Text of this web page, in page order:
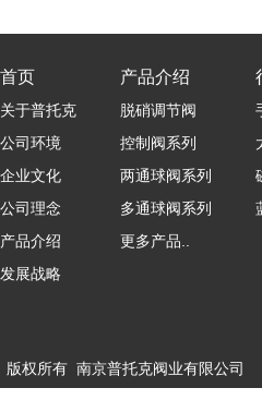
首页
关于普托克
公司环境
企业文化
公司理念
产品介绍
发展战略
产品介绍
脱硝调节阀
控制阀系列
两通球阀系列
多通球阀系列
更多产品..
版权所有 南京普托克阀业有限公